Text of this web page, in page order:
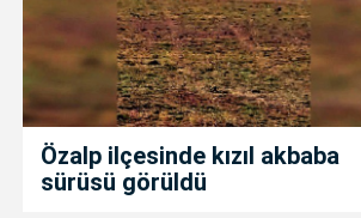
Özalp ilçesinde kızıl akbaba
sürüsü görüldü